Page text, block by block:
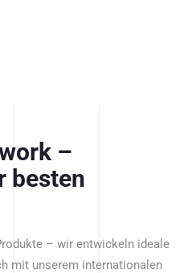
–
besten
– wir entwickeln ideale
mit unserem internationalen